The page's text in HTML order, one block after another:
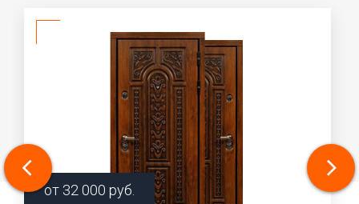
от 32 000 руб.